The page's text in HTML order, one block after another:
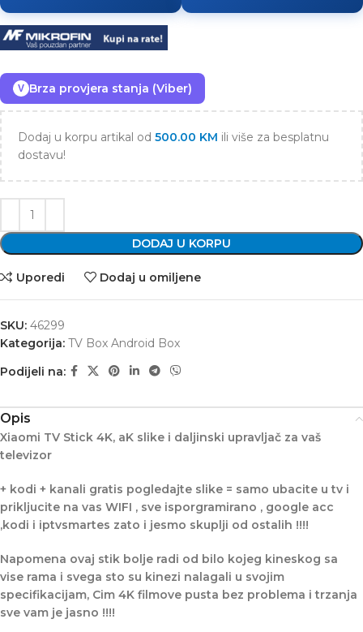
V Brza provjera stanja (Viber)
Dodaj u korpu artikal od 500.00 KM ili više za besplatnu
dostavu!
DODAJ U KORPU
Uporedi Dodaj u omiljene
SKU: 46299
Kategorija: TV Box Android Box
Podijeli na:
Opis
Xiaomi TV Stick 4K, aK slike i daljinski upravljač za vaš
televizor
+ kodi + kanali gratis pogledajte slike = samo ubacite u tv i
prikljucite na vas WIFI , sve isporgramirano , google acc
,kodi i iptvsmartes zato i jesmo skuplji od ostalih !!!!
Napomena ovaj stik bolje radi od bilo kojeg kineskog sa
vise rama i svega sto su kinezi nalagali u svojim
specifikacijam, Cim 4K filmove pusta bez problema i trzanja
sve vam je jasno !!!!